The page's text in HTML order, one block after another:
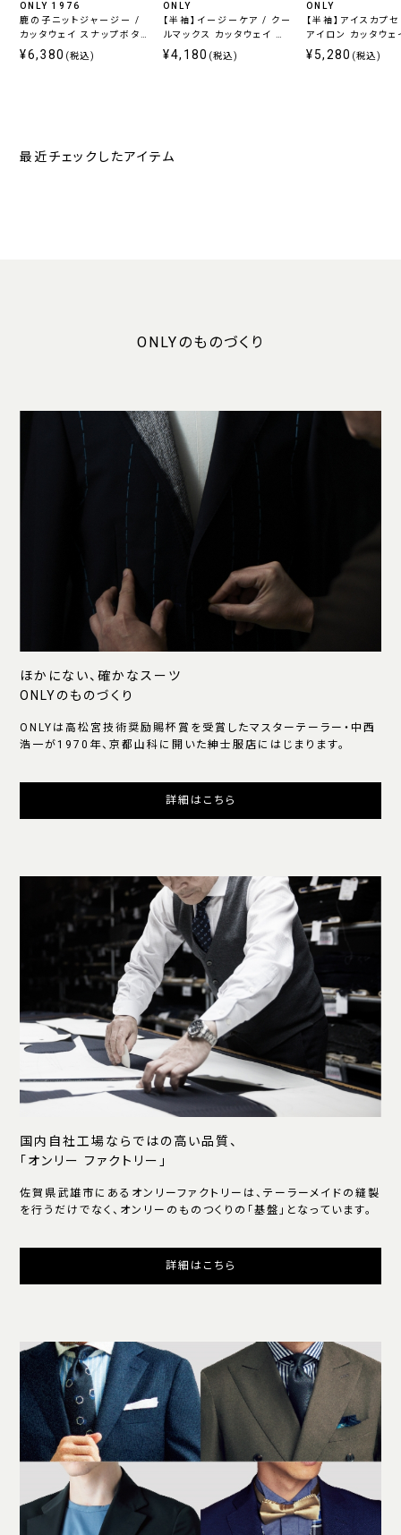
ONLY 1976
鹿の子ニットジャージー /
カッタウェイ スナップボタ
ン ホワイト 無地 定番
¥6,380 (税込)
ONLY
【半袖】イージーケア / クー
ルマックス カッタウェイ ス
ナップボタン付き
¥4,180 (税込)
ONLY
【半袖】アイスカプセル
アイロン カッタウ
ップボタン付き
¥5,280 (税込)
最近チェックしたアイテム
ONLYのものづくり
ほかにない、確かなスーツ
ONLYのものづくり
ONLYは高松宮技術奨励賜杯賞を受賞したマスターテーラー・中西
浩一が1970年、京都山科に開いた紳士服店にはじまります。
詳細はこちら
国内自社工場ならではの高い品質、
「オンリー ファクトリー」
佐賀県武雄市にあるオンリーファクトリーは、テーラーメイドの縫製
を行うだけでなく、オンリーのものつくりの「基盤」となっています。
詳細はこちら